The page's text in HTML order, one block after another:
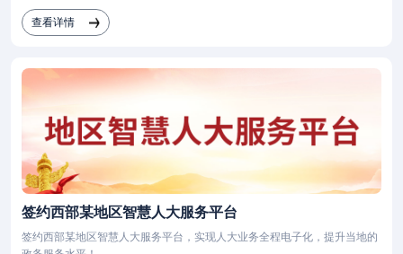
查看详情
签约西部某地区智慧人大服务平台
签约西部某地区智慧人大服务平台，实现人大业务全程电子化，提升当地的